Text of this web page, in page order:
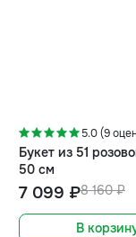
5.0 (9
Букет из 51
50 см
8 160 ₽
7 099 ₽
В